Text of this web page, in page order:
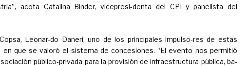
acota Catalina Binder, vicepresi-denta del CPI y panelista del
Leonar-do Daneri, uno de los principales impulso-res de estas
en que se valoró el sistema de concesiones. “El evento nos permitió
público-privada para la provisión de infraestructura pública, ba-